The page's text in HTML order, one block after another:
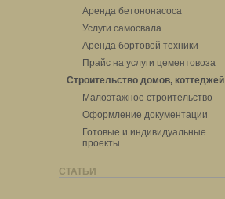
Аренда бетононасоса
Услуги самосвала
Аренда бортовой техники
Прайс на услуги цементовоза
Строительство домов, коттеджей
Малоэтажное строительство
Оформление документации
Готовые и индивидуальные
проекты
СТАТЬИ